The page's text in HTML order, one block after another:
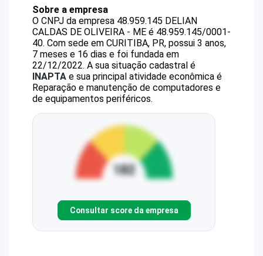
Sobre a empresa
O CNPJ da empresa 48.959.145 DELIAN
CALDAS DE OLIVEIRA - ME é 48.959.145/0001-
40. Com sede em CURITIBA, PR, possui 3 anos,
7 meses e 16 dias e foi fundada em
22/12/2022. A sua situação cadastral é
INAPTA e sua principal atividade econômica é
Reparação e manutenção de computadores e
de equipamentos periféricos.
Consultar score da empresa